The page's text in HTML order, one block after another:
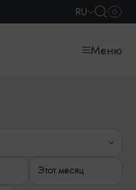
RU
Меню
Этот месяц